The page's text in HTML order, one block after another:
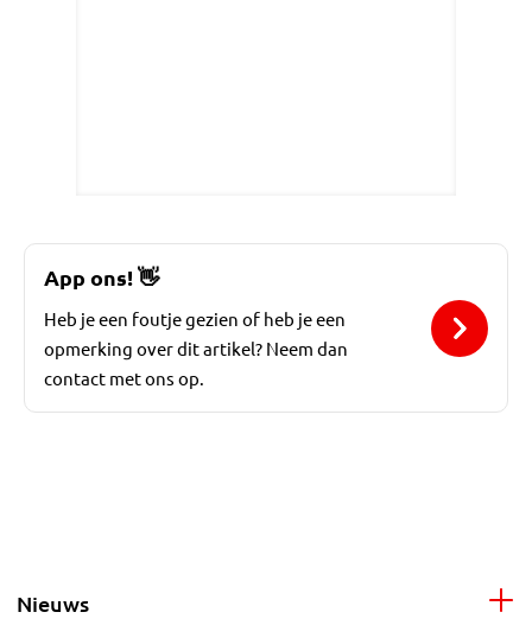
App ons!👋
Heb je een foutje gezien of heb je een
opmerking over dit artikel? Neem dan
contact met ons op.
Nieuws